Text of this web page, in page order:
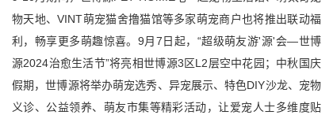
物天地、VINT萌宠猫舍撸猫馆等多家萌宠商户也将推出联动福
利，畅享更多萌趣惊喜。9月7日起，“超级萌友游'源'会—世博
源2024治愈生活节”将亮相世博源3区L2层空中花园；中秋国庆
假期，世博源将举办萌宠选秀、异宠展示、特色DIY沙龙、宠物
义诊、公益领养、萌友市集等精彩活动，让爱宠人士多维度贴